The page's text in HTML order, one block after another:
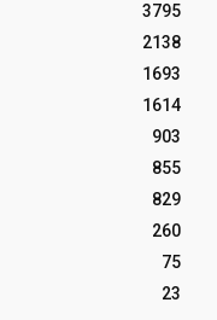
3795
2138
1693
1614
903
855
829
260
75
23